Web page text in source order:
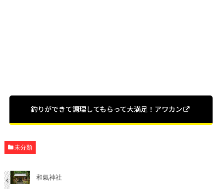
釣りができて調理してもらって大満足！アワカン
未分類
和氣神社